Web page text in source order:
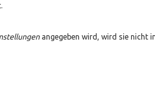
angegeben wird, wird sie nicht